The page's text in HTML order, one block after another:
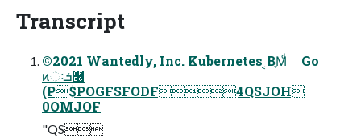
Transcript
©2021 Wantedly, Inc. Kubernetes ͔ΒֶΜͩ Go
ͷઃܭ࿦
(P$POGFSFODF4QSJOH
0OMJOF
"QS